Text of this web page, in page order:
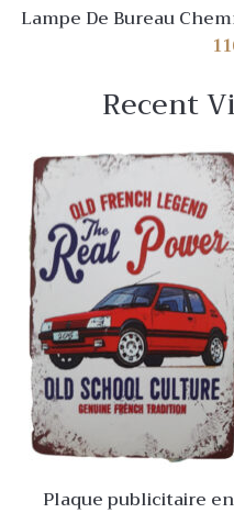
Lampe De Bureau
Recent
Plaque publicitaire